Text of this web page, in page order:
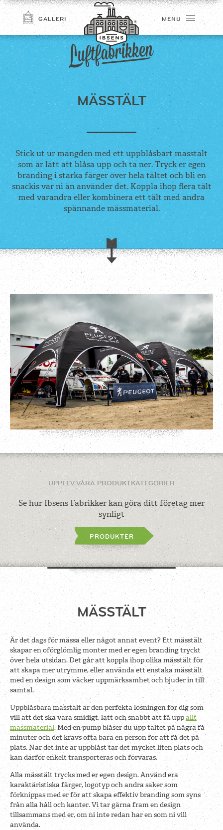
TILMELD
GALLERI MENU
MÄSSTÄLT
Stick ut ur mängden med ett uppblåsbart mässtält
som är lätt att blåsa upp och ta ner. Tryck er egen
branding i starka färger över hela tältet och bli en
snackis var ni än använder det. Koppla ihop flera tält
med varandra eller kombinera ett tält med andra
spännande mässmaterial.
UPPLEV VÅRA PRODUKTKATEGORIER
Se hur Ibsens Fabrikker kan göra ditt företag mer
synligt
PRODUKTER
MÄSSTÄLT
Är det dags för mässa eller något annat event? Ett mässtält
skapar en oförglömlig monter med er egen branding tryckt
över hela utsidan. Det går att koppla ihop olika mässtält för
att skapa mer utrymme, eller använda ett enstaka mässtält
med en design som väcker uppmärksamhet och bjuder in till
samtal.
Uppblåsbara mässtält är den perfekta lösningen för dig som
vill att det ska vara smidigt, lätt och snabbt att få uppallt
mässmaterial. Med en pump blåser du upp tältet på några få
minuter och det krävs ofta bara en person för att få det på
plats. När det inte är uppblåst tar det mycket liten plats och
kan därför enkelt transporteras och förvaras.
Alla mässtält trycks med er egen design. Använd era
karaktäristiska färger, logotyp och andra saker som
förknippas med er för att skapa effektiv branding som syns
från alla håll och kanter. Vi tar gärna fram en design
tillsammans med er, om ni inte redan har en som ni vill
använda.